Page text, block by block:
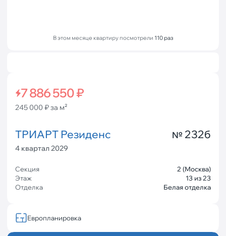
7 886 550 ₽
245 000 ₽ за м²
ТРИАРТ Резиденс № 232б
4 квартал 2029
Секция
2 (Москва)
Этаж
13 из 23
Отделка
Белая отделка
Европланировка
В этом месяце квартиру посмотрели 110 раз